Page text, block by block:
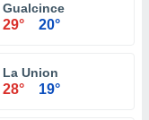
Gualcince
29° 20°
La Union
28° 19°